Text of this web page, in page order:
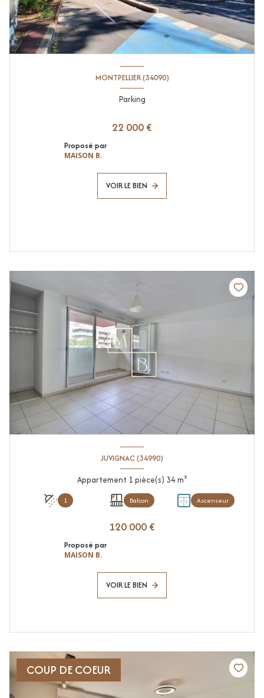
MONTPELLIER (34090)
Parking
22 000 €
Proposé par
MAISON B.
VOIR LE BIEN
JUVIGNAC (34990)
Appartement 1 pièce(s) 34 m²
1 Balcon Ascenseur
120 000 €
Proposé par
MAISON B.
VOIR LE BIEN
COUP DE COEUR